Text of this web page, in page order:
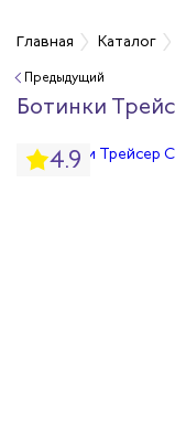
Главная Каталог
Предыдущий
Ботинки
4.9